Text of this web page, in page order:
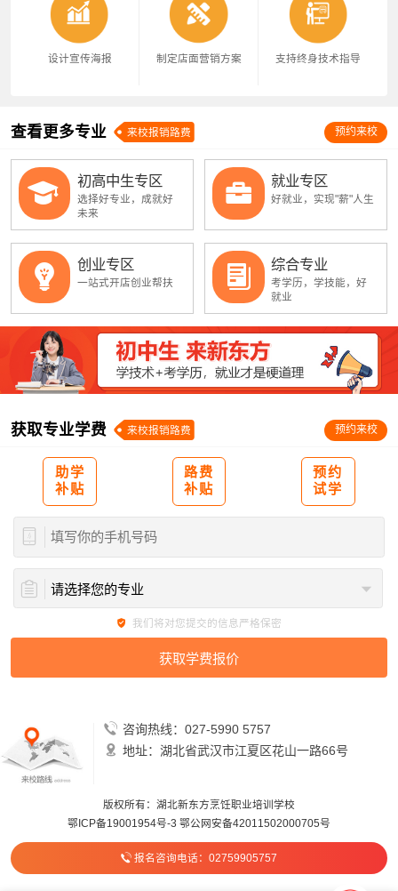
设计宣传海报 制定店面营销方案 支持终身技术指导
查看更多专业 来校报销路费 预约来校
初高中生专区
选择好专业，成就好
未来
就业专区
好就业，实现"薪"人生
创业专区
一站式开店创业帮扶
综合专业
考学历，学技能，好
就业
获取专业学费 来校报销路费 预约来校
助学
补贴
路费
补贴
预约
试学
我们将对您提交的信息严格保密
咨询热线：027-5990 5757
地址：湖北省武汉市江夏区花山一路66号
版权所有：湖北新东方烹饪职业培训学校
鄂ICP备19001954号-3 鄂公网安备42011502000705号
报名咨询电话：02759905757